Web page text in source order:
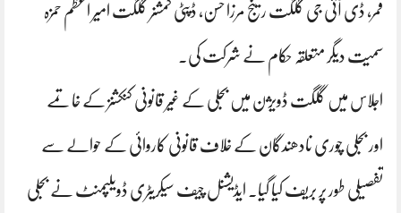
قمر، ڈی آئی جی گلگت رینج مرزا حسن، ڈپٹی کمشنر گلگت امیر اعظم حمزہ
سمیت دیگر متعلقہ حکام نے شرکت کی۔
اجلاس میں گلگت ڈویژن میں بجلی کے غیر قانونی کنکشنز کے خاتمے
اور بجلی چوری نادھندگان کے خلاف قانونی کاروائی کے حوالے سے
تفصیلی طور پر بریف کیا گیا۔ ایڈیشنل چیف سیکریٹری ڈویلپمنٹ نے بجلی